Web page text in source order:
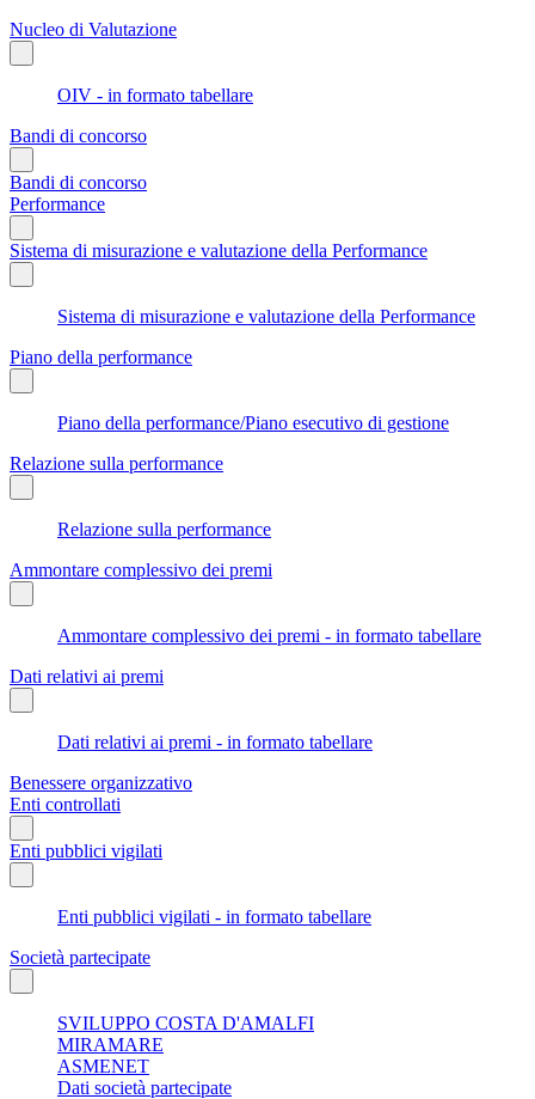
Nucleo di Valutazione
OIV - in formato tabellare
Bandi di concorso
Bandi di concorso
Performance
Sistema di misurazione e valutazione della Performance
Sistema di misurazione e valutazione della Performance
Piano della performance
Piano della performance/Piano esecutivo di gestione
Relazione sulla performance
Relazione sulla performance
Ammontare complessivo dei premi
Ammontare complessivo dei premi - in formato tabellare
Dati relativi ai premi
Dati relativi ai premi - in formato tabellare
Benessere organizzativo
Enti controllati
Enti pubblici vigilati
Enti pubblici vigilati - in formato tabellare
Società partecipate
SVILUPPO COSTA D'AMALFI
MIRAMARE
ASMENET
Dati società partecipate